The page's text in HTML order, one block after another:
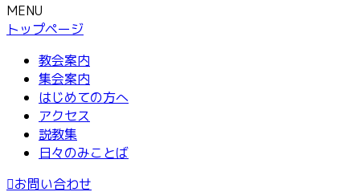
MENU
トップページ
教会案内
集会案内
はじめての方へ
アクセス
説教集
日々のみことば
お問い合わせ